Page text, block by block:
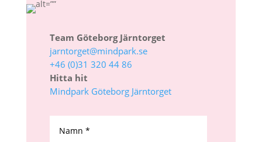
Team Göteborg Järntorget
jarntorget@mindpark.se
+46 (0)31 320 44 86
Hitta hit
Mindpark Göteborg Järntorget